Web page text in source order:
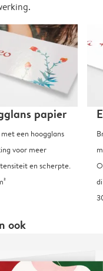
papier
een hoogglans
voor meer
en scherpte.
ook